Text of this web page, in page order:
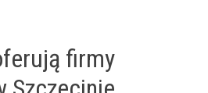
firmy